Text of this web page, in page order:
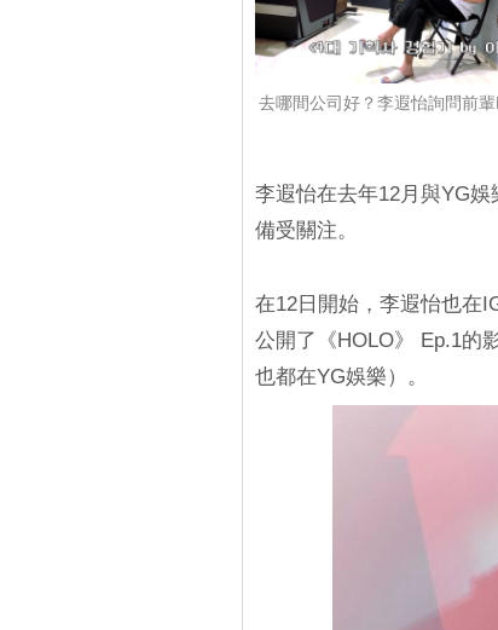
去哪間公司好？李遐怡詢問前
李遐怡在去年12月與YG
備受關注。
在12日開始，李遐怡也在
公開了《HOLO》 Ep.1的
也都在YG娛樂）。